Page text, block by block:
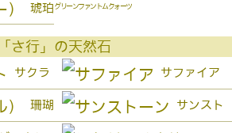
グリーンファントムクォーツ
琥珀
「さ行」の天然石
サクラ サファイア
珊瑚 サンスト